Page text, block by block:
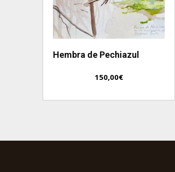
Hembra de Pechiazul
150,00€